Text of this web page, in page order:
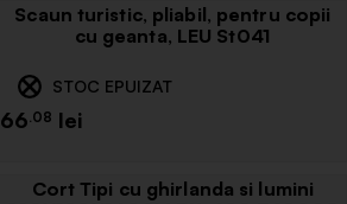
Scaun turistic, pliabil, pentru copii
cu geanta, LEU St041
STOC EPUIZAT
66.08
Cort Tipi cu ghirlanda si lumini